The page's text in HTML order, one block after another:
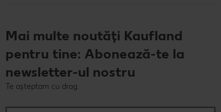
Mai multe noutăți Kaufland
pentru tine: Abonează-te la
newsletter-ul nostru
Te așteptam cu drag.